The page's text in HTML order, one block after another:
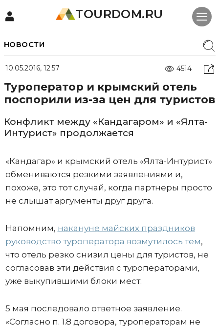
TOURDOM.RU
НОВОСТИ
10.05.2016, 12:57 4514
Туроператор и крымский отель
поспорили из-за цен для туристов
Конфликт между «Кандагаром» и «Ялта-
Интурист» продолжается
«Кандагар» и крымский отель «Ялта-Интурист»
обмениваются резкими заявлениями и,
похоже, это тот случай, когда партнеры просто
не слышат аргументы друг друга.
Напомним, накануне майских праздников
руководство туроператора возмутилось тем,
что отель резко снизил цены для туристов, не
согласовав эти действия с туроператорами,
уже выкупившими блоки мест.
5 мая последовало ответное заявление.
«Согласно п. 1.8 договора, туроператорам не